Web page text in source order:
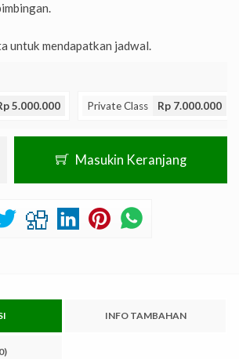
untuk mendapatkan jadwal.
5.000.000 Private Class Rp 7.000.000
Masukin Keranjang
INFO TAMBAHAN